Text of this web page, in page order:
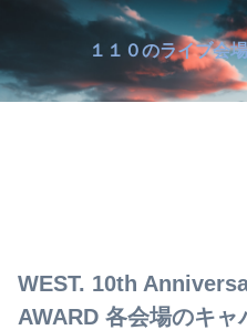
１１０のライブ会
WEST. 10th
AWARD 各会場のキ